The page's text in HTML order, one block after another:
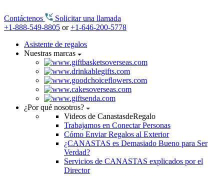
Contáctenos
Solicitar una llamada
+1-888-549-8805 or+1-646-200-5778
Asistente de regalos
Nuestras marcas
¿Por qué nosotros?
Videos de CanastasdeRegalo
Trabajamos en Conectar Personas
Cómo Enviar Regalos al Exterior
¿CANASTAS es Demasiado Bueno para Ser
Verdad?
Servicios de CANASTAS explicados por el
Director